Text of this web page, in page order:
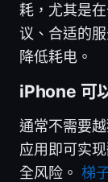
耗，尤其是
议、合适的
降低耗电。
iPhone 可
通常不需要
应用即可实
全风险。 梯